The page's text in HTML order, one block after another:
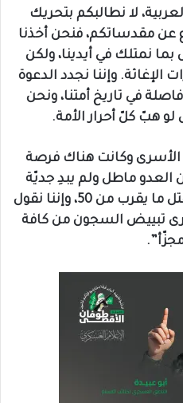
لا نطالبكم بتحريك
عن مقدساتكم، فنحن أخذنا
بما نمتلك في أيدينا، ولكن
وإننا نجدد الدعوة
في تاريخ أمتنا، ونحن
هبّ كلّ أحرار الأمة.
الأسرى وكانت هناك فرصة
العدو ماطل ولم يبدِ جديّة
حقيقية، بل جرائمه أدت إلى قتل ما يقرب من 50، وإننا نقول
تبييض السجون من كافة